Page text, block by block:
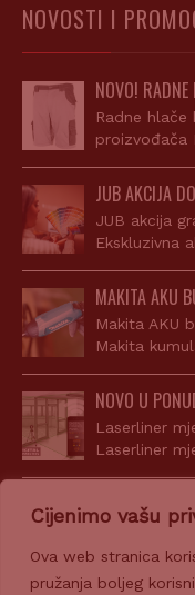
Cijenimo vašu
Ova web stranica
pružanja boljeg
NOVOSTI I
NOVO! RADNE
Radne hlače
proizvođača
JUB AKCIJA
JUB akcija
Ekskluzivna
MAKITA AKU
Makita AKU
Makita
NOVO U
Laserliner
Laserliner
AKCIJA!
Uz kupnju
Acryl…